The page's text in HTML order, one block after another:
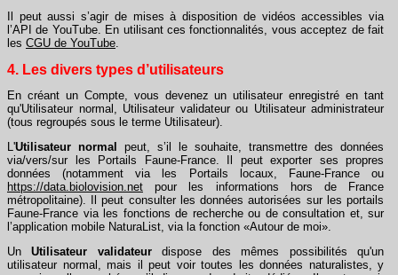
Il peut aussi s’agir de mises à disposition de vidéos accessibles via
l’API de YouTube. En utilisant ces fonctionnalités, vous acceptez de fait
les CGU de YouTube.
4. Les divers types d’utilisateurs
En créant un Compte, vous devenez un utilisateur enregistré en tant
qu'Utilisateur normal, Utilisateur validateur ou Utilisateur administrateur
(tous regroupés sous le terme Utilisateur).
L'Utilisateur normal peut, s’il le souhaite, transmettre des données
via/vers/sur les Portails Faune-France. Il peut exporter ses propres
données (notamment via les Portails locaux, Faune-France ou
https://data.biolovision.net pour les informations hors de France
métropolitaine). Il peut consulter les données autorisées sur les portails
Faune-France via les fonctions de recherche ou de consultation et, sur
l’application mobile NaturaList, via la fonction «Autour de moi».
UnUtilisateur validateurdispose des mêmes possibilités qu'un
utilisateur normal, mais il peut voir toutes les données naturalistes, y